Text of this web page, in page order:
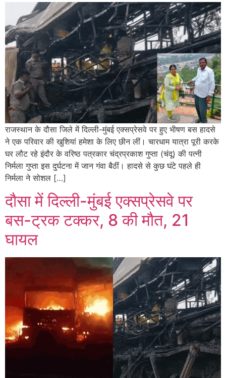
राजस्थान के दौसा जिले में दिल्ली-मुंबई एक्सप्रेसवे पर हुए भीषण बस हादसे
ने एक परिवार की खुशियां हमेशा के लिए छीन लीं। चारधाम यात्रा पूरी करके
घर लौट रहे इंदौर के वरिष्ठ पत्रकार चंद्रप्रकाश गुप्ता (चंदू) की पत्नी
निर्मला गुप्ता इस दुर्घटना में जान गंवा बैठीं। हादसे से कुछ घंटे पहले ही
निर्मला ने सोशल […]
दौसा में दिल्ली-मुंबई एक्सप्रेसवे पर
बस-ट्रक टक्कर, 8 की मौत, 21
घायल